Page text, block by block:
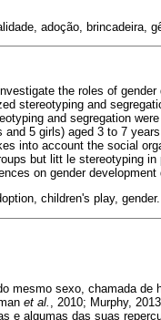
adoção, brincadeira,
the roles of
stereotyping and
and segregation
5 girls) aged 3 to 7
into account the social
but litt le stereotyping
on gender development
children's play, gender.
mesmo sexo, chamada
et al. , 2010; Murphy,
e algumas das suas